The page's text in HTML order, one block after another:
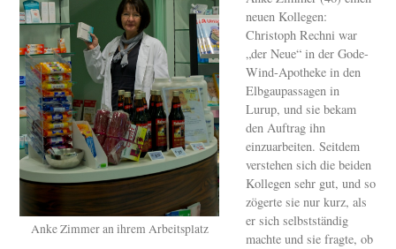
Anke Zimmer an ihrem Arbeitsplatz
neuen Kollegen:
Christoph Rechni war
„der Neue“ in der Gode-
Wind-Apotheke in den
Elbgaupassagen in
Lurup, und sie bekam
den Auftrag ihn
einzuarbeiten. Seitdem
verstehen sich die beiden
Kollegen sehr gut, und so
zögerte sie nur kurz, als
er sich selbstständig
machte und sie fragte, ob